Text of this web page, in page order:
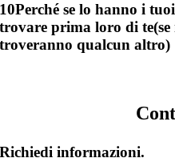
10Perché se lo hanno i
trovare prima loro di
troveranno qualcun altro)
Richiedi informazioni.